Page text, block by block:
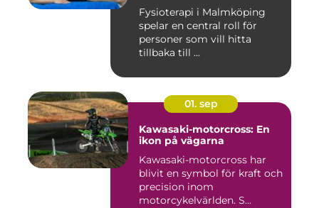
Fysioterapi i Malmköping
spelar en central roll för
personer som vill hitta
tillbaka till ...
01. sep
Kawasaki-motorcross: En
ikon på vägarna
Kawasaki-motorcross har
blivit en symbol för kraft och
precision inom
motorcykelvärlden. S...